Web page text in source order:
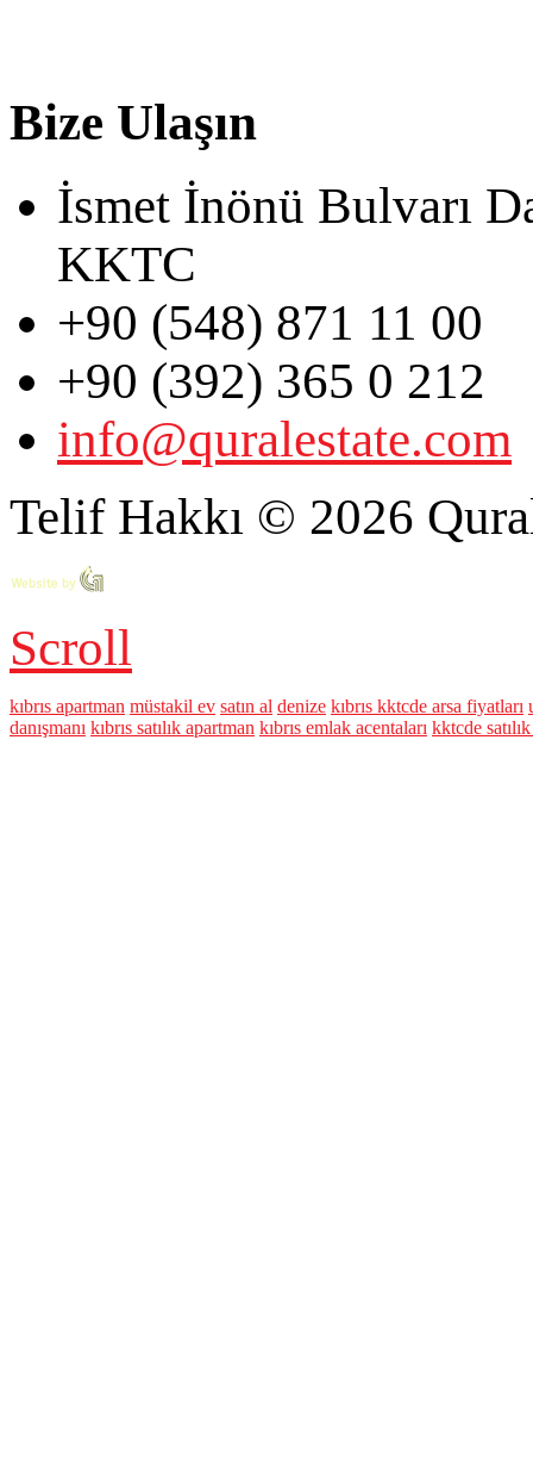
Bize Ulaşın
İsmet İnönü Bulvarı
KKTC
+90 (548) 871 11 00
+90 (392) 365 0 212
info@quralestate.com
Telif Hakkı © 2026
Scroll
kıbrıs apartman müstakil ev satın al denize kıbrıs kktcde arsa fiyatları
danışmanı kıbrıs satılık apartman kıbrıs emlak acentaları kktcde